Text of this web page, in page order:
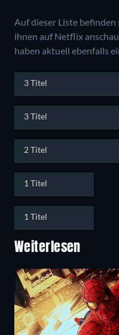
Auf dieser Liste
ihnen auf Netflix
haben aktuell ebenfalls
3 Titel
3 Titel
2 Titel
1 Titel
1 Titel
Weiterlesen